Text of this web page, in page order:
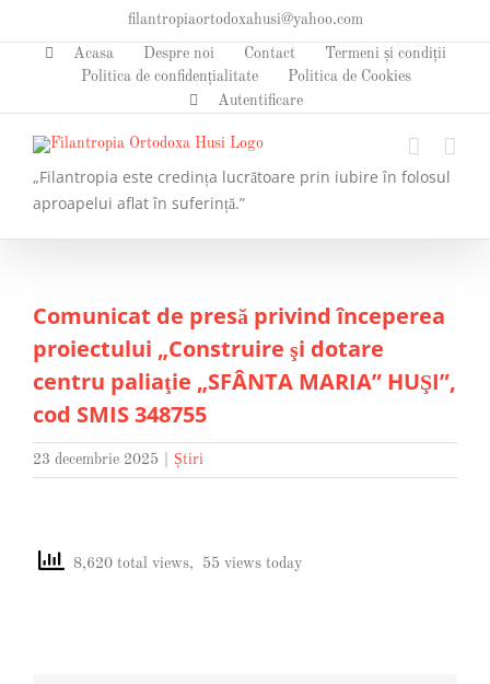
content
filantropiaortodoxahusi@yahoo.com
Acasa Despre noi Contact
Termeni și condiții
Politica de confidențialitate
Politica de Cookies
Autentificare
„Filantropia este credința lucrătoare prin iubire în folosul
aproapelui aflat în suferință.”
Comunicat de presă privind începerea
proiectului „Construire şi dotare
centru paliaţie „SFÂNTA MARIA” HUŞI”,
cod SMIS 348755
23 decembrie 2025 Știri
Image 8,620 total views, 55 views today